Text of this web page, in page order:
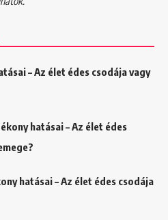
– Az élet édes csodája vagy
hatásai – Az élet édes
hatásai – Az élet édes csodája